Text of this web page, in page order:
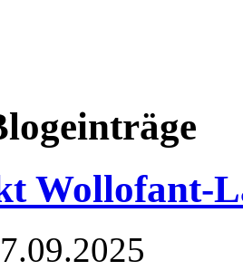
Wollofant-